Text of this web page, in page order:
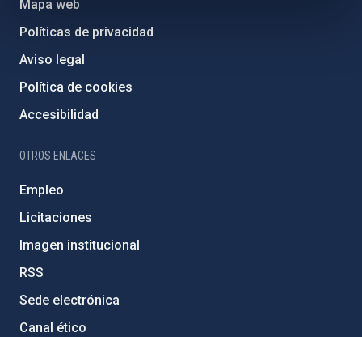
Mapa web
Políticas de privacidad
Aviso legal
Política de cookies
Accesibilidad
OTROS ENLACES
Empleo
Licitaciones
Imagen institucional
RSS
Sede electrónica
Canal ético